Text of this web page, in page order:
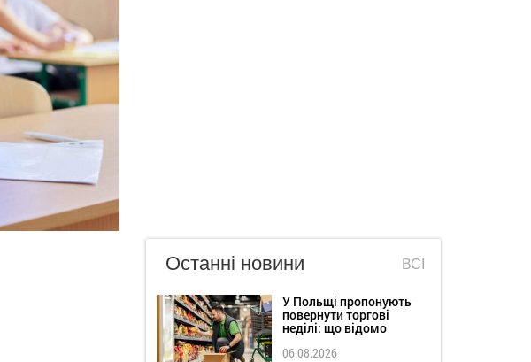
Останні новини ВСІ
У Польщі пропонують
повернути торгові
неділі: що відомо
06.08.2026